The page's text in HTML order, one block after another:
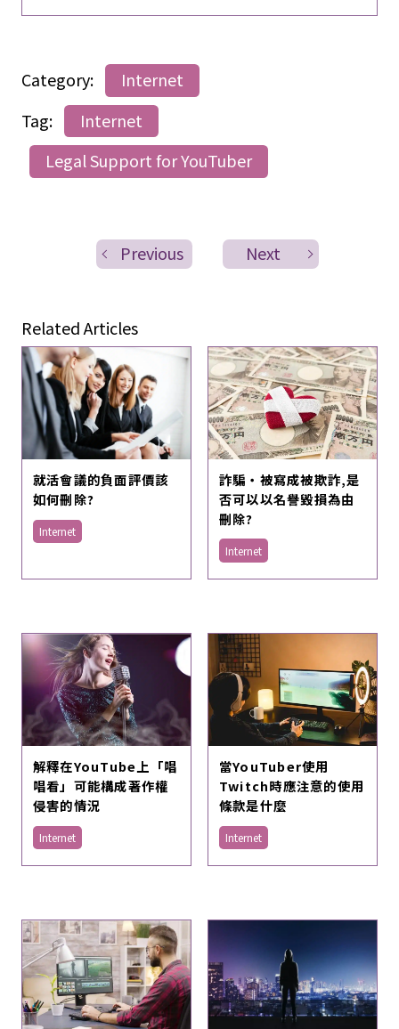
Category:
Internet
Tag:
Internet
Legal Support for YouTuber
Previous Next
Related Articles
就活會議的負面評價該
如何刪除?
Internet
詐騙・被寫成被欺詐,是
否可以以名譽毀損為由
刪除?
Internet
解釋在YouTube上「唱
唱看」可能構成著作權
侵害的情況
Internet
當YouTuber使用
Twitch時應注意的使用
條款是什麼
Internet